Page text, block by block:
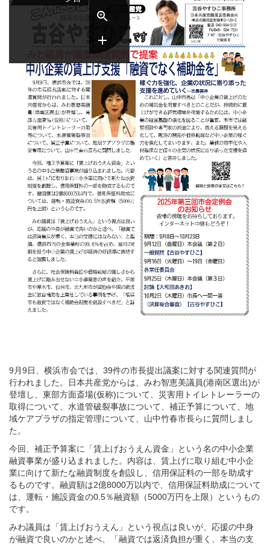
9月9日、横浜市会では、39件の市長提出議案に対する関連質問が
行われました。日本共産党からは、みわ智恵美議員(港南区選出)が
登壇し、東部方面斎場(仮称)について、災害用トイレトレーラーの
取得について、水道管破裂事故について、補正予算について、地
域ケアプラザの指定管理について、山中竹春市長らに質問しまし
た。
今回、補正予算案に「賃上げおうえん資金」という名の中小企業
融資事業が盛り込まれました。内容は、賃上げに取り組む中小企
業に向けて新たな融資制度を創設し、信用保証料の一部を助成す
るものです。融資額は2億8000万以内で、信用保証料助成について
は、運転・施設資金の0.5％融資額（5000万円を上限）というもの
です。
みわ議員は「賃上げおうえん」という視点は良いが、応援の中身
が融資で良いのかと述べ、「融資では返済負担が重く、本当の支